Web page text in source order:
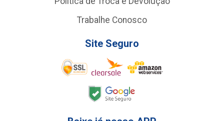
Trabalhe Conosco
Site Seguro